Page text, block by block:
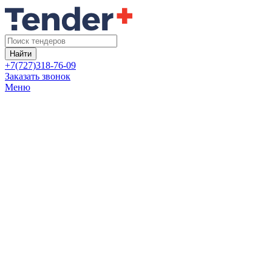
Найти
+7(727)318-76-09
Заказать звонок
Меню